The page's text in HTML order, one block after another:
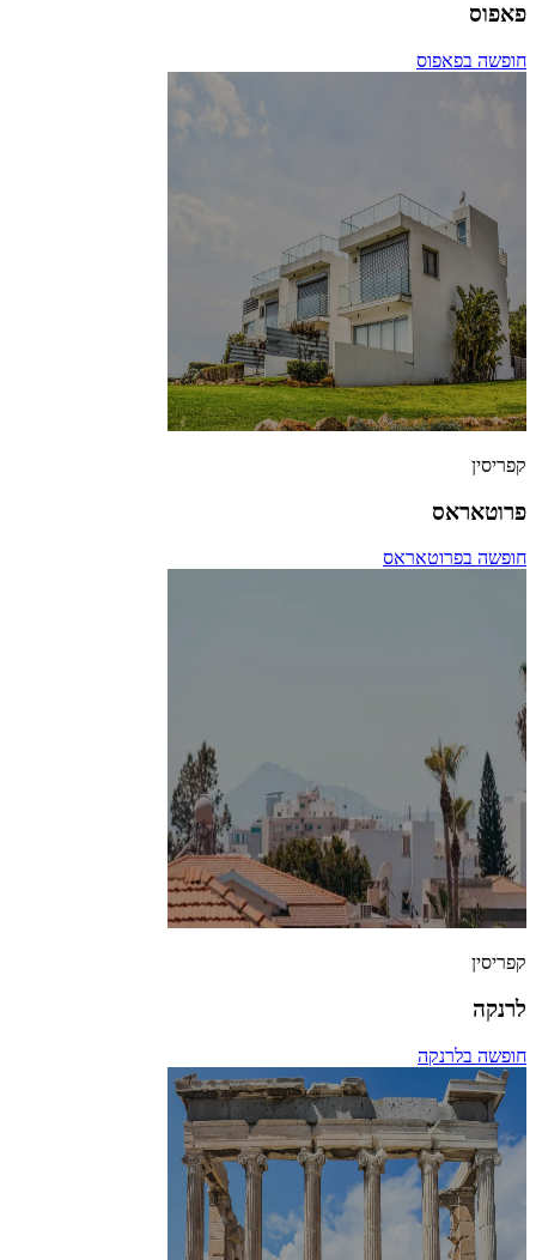
פאפוס
חופשה בפאפוס
קפריסין
פרוטאראס
חופשה בפרוטאראס
קפריסין
לרנקה
חופשה בלרנקה